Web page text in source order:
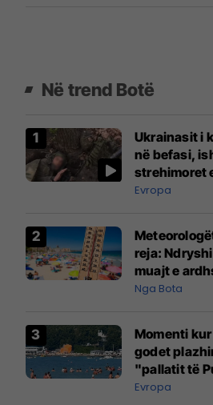
Në trend Botë
Ukrainasit i
në befasi,
strehimoret
Evropa
reja:
muajt e
pazakontë
Nga Bota
Momenti
godet
"pallatit të
Evropa